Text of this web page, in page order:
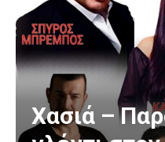
Χασιά –